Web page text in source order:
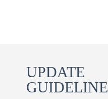
UPDATE
GUIDELINE